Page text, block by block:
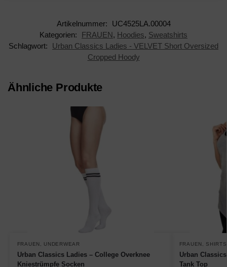
Artikelnummer:
UC4525LA.00004
Kategorien:
FRAUEN, Hoodies, Sweatshirts
Schlagwort:
Urban Classics Ladies - VELVET Short Oversized
Cropped Hoody
Ähnliche Produkte
FRAUEN UNDERWEAR
Urban Classics Ladies – College Overknee
Kniestrümpfe Socken
FRAUEN SHIRTS
Urban
Tank Top